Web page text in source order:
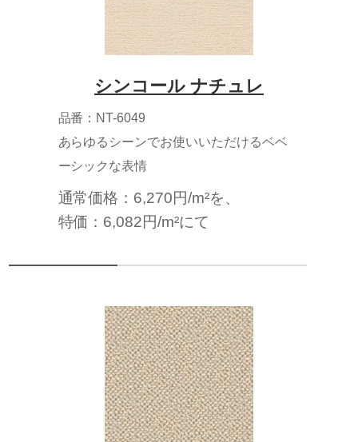
シンコール ナチュレ
品番：NT-6049
あらゆるシーンでお使いいただけるベベ
ーシックな表情
通常価格：6,270円/m²を、
特価：6,082円/m²にて